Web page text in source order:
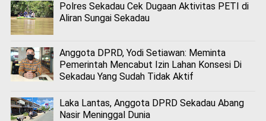
Polres Sekadau Cek Dugaan Aktivitas PETI di
Aliran Sungai Sekadau
Anggota DPRD, Yodi Setiawan: Meminta
Pemerintah Mencabut Izin Lahan Konsesi Di
Sekadau Yang Sudah Tidak Aktif
Laka Lantas, Anggota DPRD Sekadau Abang
Nasir Meninggal Dunia